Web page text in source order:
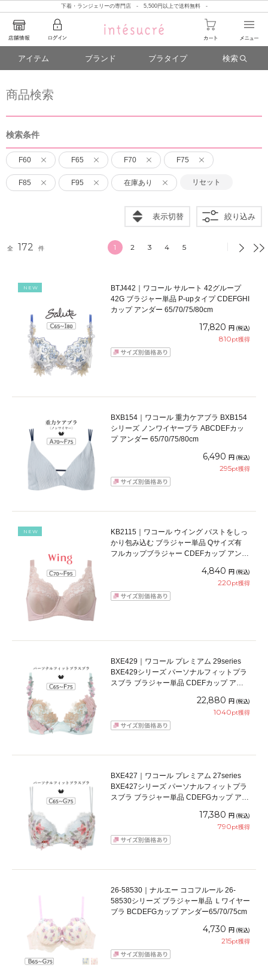
下着・ランジェリーの専門店 - 5,500円以上で送料無料 -
アイテム ブランド ブラタイプ 検索
商品検索
検索条件
F60 F65 F70 F75
F85 F95 在庫あり リセット
表示切替 絞り込み
全 172 件 1 2 3 4 5
NEW
BTJ442｜ワコール サルート 42グループ
42G ブラジャー単品 P-upタイプ CDEFGHI
カップ アンダー 65/70/75/80cm
17,820 円 (税込)
810pt獲得
BXB154｜ワコール 重力ケアブラ BXB154
シリーズ ノンワイヤーブラ ABCDEFカッ
プ アンダー 65/70/75/80cm
6,490 円 (税込)
295pt獲得
NEW
KB2115｜ワコール ウイング バストをしっ
かり包み込む ブラジャー単品 Qサイズ有
フルカップブラジャー CDEFカップ アンダ
4,840 円 (税込)
220pt獲得
BXE429｜ワコール プレミアム 29series
BXE429シリーズ パーソナルフィットプラ
スブラ ブラジャー単品 CDEFカップ アン
22,880 円 (税込)
1040pt獲得
BXE427｜ワコール プレミアム 27series
BXE427シリーズ パーソナルフィットプラ
スブラ ブラジャー単品 CDEFGカップ アン
17,380 円 (税込)
790pt獲得
26-58530｜ナルエー ココフルール 26-
58530シリーズ ブラジャー単品 Ｌワイヤー
ブラ BCDEFGカップ アンダー65/70/75cm
4,730 円 (税込)
215pt獲得